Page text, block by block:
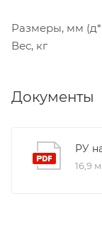
Размеры, мм
Вес, кг
Документы
РУ
16,9